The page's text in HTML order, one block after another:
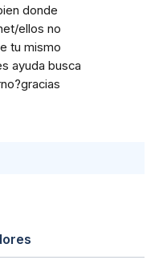
donde
ellos no
tu mismo
ayuda busca